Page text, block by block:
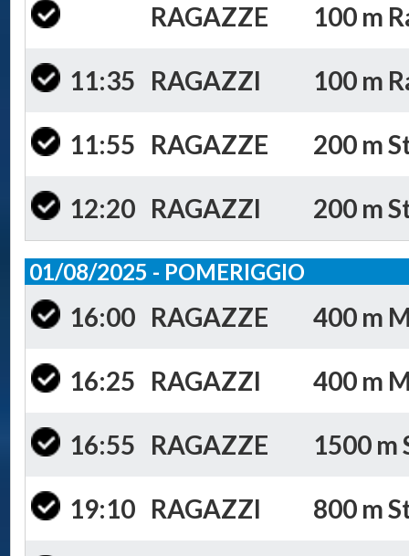
RAGAZZE 100 m
11:35 RAGAZZI 100 m
11:55 RAGAZZE 200 m
12:20 RAGAZZI 200 m
01/08/2025 - POMERIGGIO
16:00 RAGAZZE 400 m
16:25 RAGAZZI 400 m
16:55 RAGAZZE 1500 m
19:10 RAGAZZI 800 m